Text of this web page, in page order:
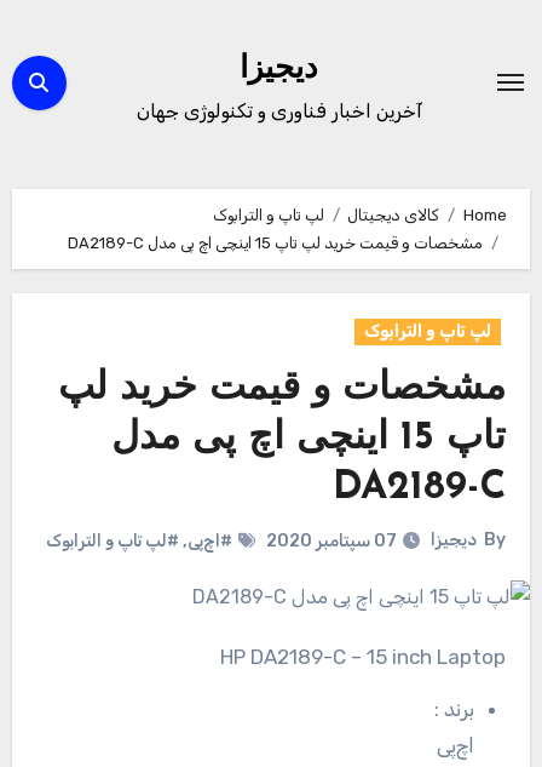
content
دیجیزا
آخرین اخبار فناوری و تکنولوژی جهان
Home کالای دیجیتال
لپ تاپ و الترابوک
مشخصات و قیمت خرید لپ تاپ 15 اینچی اچ پی مدل DA2189-C
لپ تاپ و الترابوک
مشخصات و قیمت خرید لپ
تاپ 15 اینچی اچ پی مدل
DA2189-C
By دیجیزا 07 سپتامبر 2020 #اچ‌پی, #لپ تاپ و الترابوک
HP DA2189-C – 15 inch Laptop
برند:
اچ‌پی